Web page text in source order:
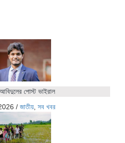
পোস্ট ভাইরাল
/ জাতীয়, সব খবর